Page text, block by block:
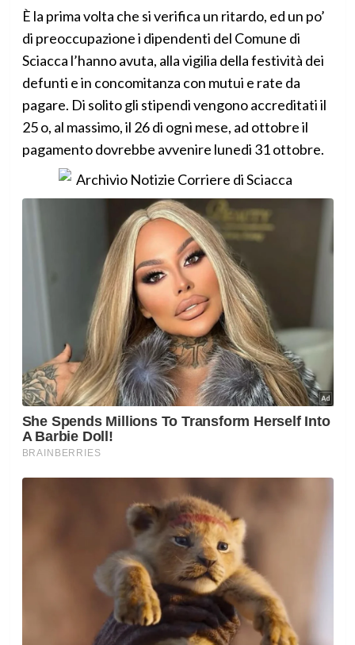
È la prima volta che si verifica un ritardo, ed un po’
di preoccupazione i dipendenti del Comune di
Sciacca l’hanno avuta, alla vigilia della festività dei
defunti e in concomitanza con mutui e rate da
pagare. Di solito gli stipendi vengono accreditati il
25 o, al massimo, il 26 di ogni mese, ad ottobre il
pagamento dovrebbe avvenire lunedi 31 ottobre.